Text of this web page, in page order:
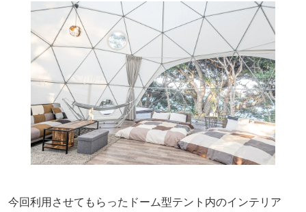
今回利用させてもらったドーム型テント内のインテリア